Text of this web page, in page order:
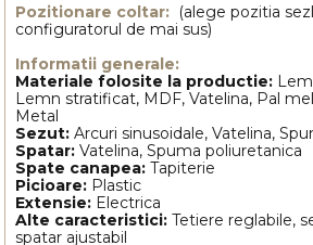
Pozitionare coltar: (alege pozitia
configuratorul de mai sus)
Informatii generale:
Materiale folosite la productie:
Lemn stratificat, MDF, Vatelina, Pal
Metal
Sezut: Arcuri sinusoidale, Vatelina,
Spatar: Vatelina, Spuma poliuretanica
Spate canapea: Tapiterie
Picioare: Plastic
Extensie: Electrica
Alte caracteristici:Tetiere reglabile,
spatar ajustabil